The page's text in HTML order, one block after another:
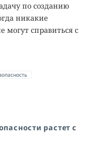
по созданию
никакие
справиться с
растет с